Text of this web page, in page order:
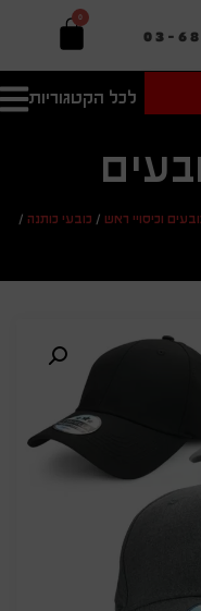
03-
0
לכל הקטגוריות
אישית
וכיסויי ראש/ כובעי כותנה/